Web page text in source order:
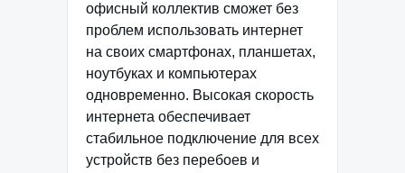
офисный коллектив сможет без
проблем использовать интернет
на своих смартфонах, планшетах,
ноутбуках и компьютерах
одновременно. Высокая скорость
интернета обеспечивает
стабильное подключение для всех
устройств без перебоев и